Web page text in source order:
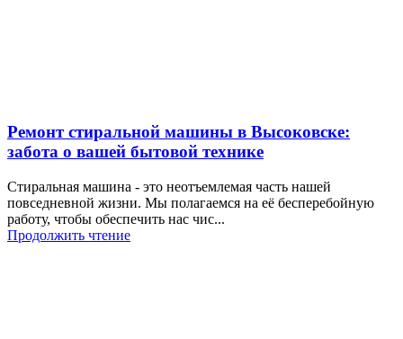
Ремонт стиральной машины в Высоковске:
забота о вашей бытовой технике
Стиральная машина - это неотъемлемая часть нашей
повседневной жизни. Мы полагаемся на её бесперебойную
работу, чтобы обеспечить нас чис...
Продолжить чтение